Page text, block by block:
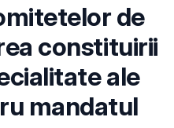
de
constituirii
ale
mandatul